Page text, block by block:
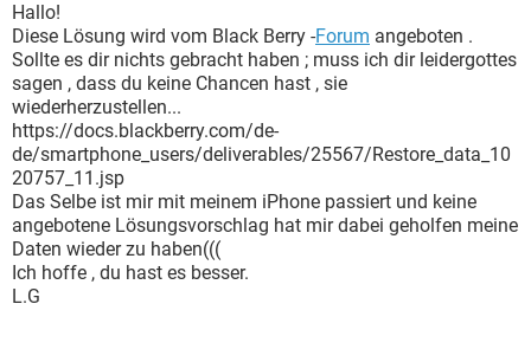
Hallo!
Diese Lösung wird vom Black Berry -Forum angeboten .
Sollte es dir nichts gebracht haben ; muss ich dir leidergottes
sagen , dass du keine Chancen hast , sie
wiederherzustellen...
https://docs.blackberry.com/de-
de/smartphone_users/deliverables/25567/Restore_data_10
20757_11.jsp
Das Selbe ist mir mit meinem iPhone passiert und keine
angebotene Lösungsvorschlag hat mir dabei geholfen meine
Daten wieder zu haben(((
Ich hoffe , du hast es besser.
L.G